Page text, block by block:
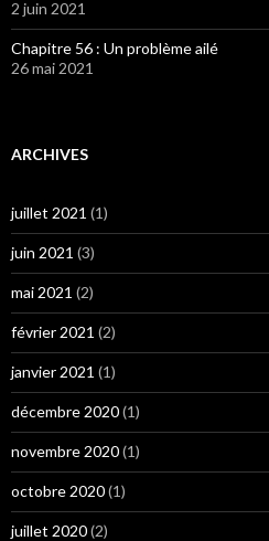
2 juin 2021
Chapitre 56 : Un problème ailé
26 mai 2021
ARCHIVES
juillet 2021 (1)
juin 2021 (3)
mai 2021 (2)
février 2021 (2)
janvier 2021 (1)
décembre 2020(1)
novembre 2020(1)
octobre 2020(1)
juillet 2020(2)